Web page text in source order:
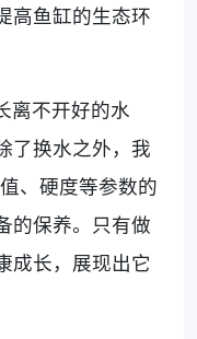
高鱼缸的生态环
离不开好的水
了换水之外，我
、硬度等参数的
的保养。只有做
成长，展现出它